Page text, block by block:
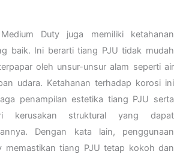
Duty juga memiliki ketahanan
baik. Ini berarti tiang PJU tidak mudah
oleh unsur-unsur alam seperti air
udara. Ketahanan terhadap korosi ini
penampilan estetika tiang PJU serta
kerusakan struktural yang dapat
Dengan kata lain, penggunaan
memastikan tiang PJU tetap kokoh dan